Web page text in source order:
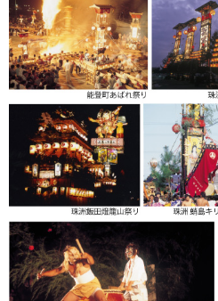
祭 足袋 倉敷屋 祭氣